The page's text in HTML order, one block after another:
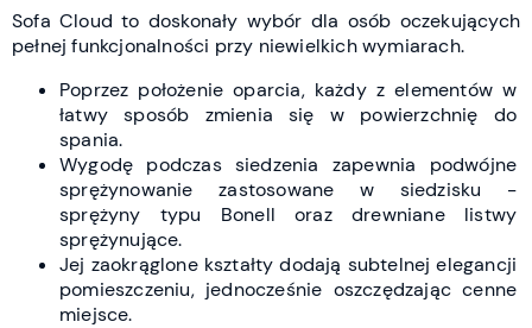
Sofa Cloud to doskonały wybór dla osób oczekujących
pełnej funkcjonalności przy niewielkich wymiarach.
Poprzez położenie oparcia, każdy z elementów w
łatwy sposób zmienia się w powierzchnię do
spania.
Wygodę podczas siedzenia zapewnia podwójne
sprężynowanie zastosowane w siedzisku -
sprężyny typu Bonell oraz drewniane listwy
sprężynujące.
Jej zaokrąglone kształty dodają subtelnej elegancji
pomieszczeniu, jednocześnie oszczędzając cenne
miejsce.